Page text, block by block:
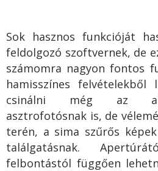
Sok hasznos funkcióját
feldolgozó szoftvernek, de
számomra nagyon fontos
hamisszínes felvételekből
csinálni még az
asztrofotósnak is, de
terén, a sima szűrős
találgatásnak.
felbontástól függően